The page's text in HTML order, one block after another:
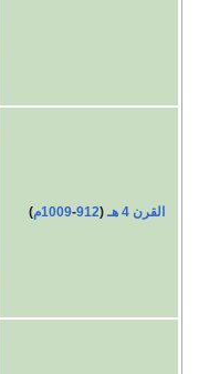
القرن 4 هـ (
912
-1009م )